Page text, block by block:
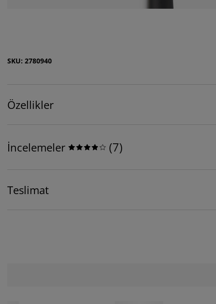
SKU: 2780940
Özellikler
İncelemeler (7)
Teslimat